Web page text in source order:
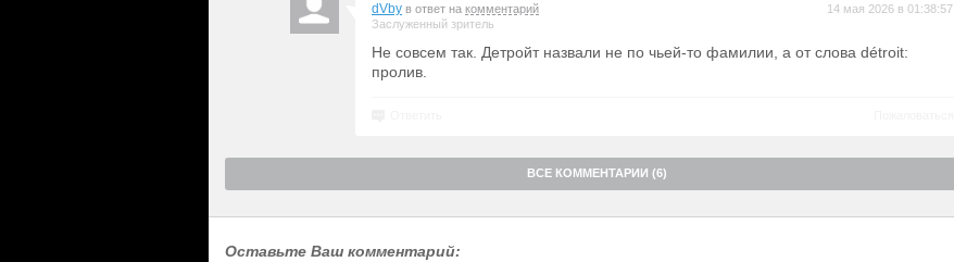
dVby в ответ на комментарий
Заслуженный зритель
14 мая 2026 в 01:38:57
Не совсем так. Детройт назвали не по чьей-то фамилии, а от слова détroit:
пролив.
ВСЕ КОММЕНТАРИИ (6)
Оставьте Ваш комментарий: